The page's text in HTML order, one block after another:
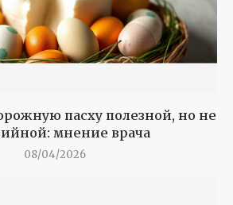
пасху полезной, но не
мнение врача
08/04/2026